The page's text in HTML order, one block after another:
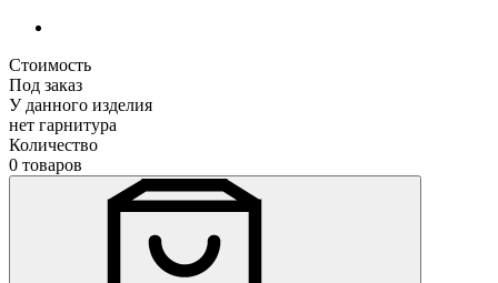
Стоимость
Под заказ
У данного изделия
нет гарнитура
Количество
0 товаров